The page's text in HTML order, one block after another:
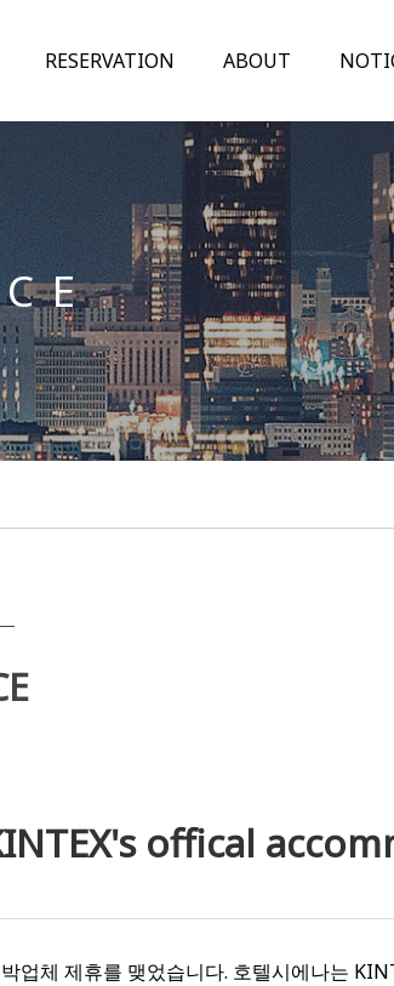
RESERVATION ABOUT
offical
체 제휴를 맺었습니다. 호텔시에나는